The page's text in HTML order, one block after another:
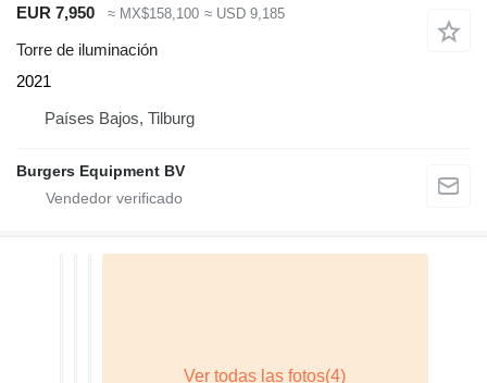
EUR 7,950
≈ MX$158,100 ≈ USD 9,185
Torre de iluminación
2021
Países Bajos, Tilburg
Burgers Equipment BV